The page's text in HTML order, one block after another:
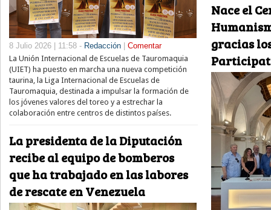
8 Julio 2026 | 11:58 - Redacción
Comentar
La Unión Internacional de Escuelas de Tauromaquia
(UIET) ha puesto en marcha una nueva competición
taurina, la Liga Internacional de Escuelas de
Tauromaquia, destinada a impulsar la formación de
los jóvenes valores del toreo y a estrechar la
colaboración entre centros de distintos países.
La presidenta de la Diputación
recibe al equipo de bomberos
que ha trabajado en las labores
de rescate en Venezuela
Nace el
gracias